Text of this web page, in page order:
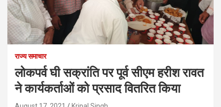
राज्य समाचार
लोकपर्व घी सक्रांति पर पूर्व सीएम हरीश रावत
ने कार्यकर्ताओं को प्रसाद वितरित किया